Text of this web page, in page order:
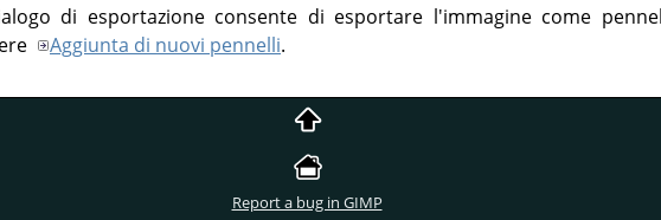
di esportazione consente di esportare l'immagine come
Aggiunta di nuovi pennelli.
Report a bug in GIMP